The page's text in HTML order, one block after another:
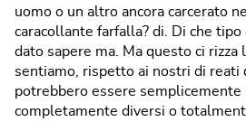
uomo o un altro ancora carcerato
caracollante farfalla? di. Di che
dato sapere ma. Ma questo ci rizza
sentiamo, rispetto ai nostri di reati
potrebbero essere semplicemente
completamente diversi o